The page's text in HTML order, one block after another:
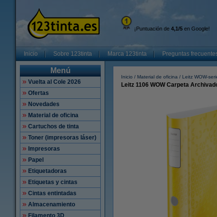
¡Puntuación de 4,1/5 en Google!
Inicio Sobre 123tinta Marca 123tinta Preguntas
Menú
Vuelta al Cole 2026
Ofertas
Novedades
Material de oficina
Cartuchos de tinta
Toner (impresoras láser)
Impresoras
Papel
Etiquetadoras
Etiquetas y cintas
Cintas entintadas
Almacenamiento
Filamento 3D
Inicio Material de oficina Leitz WOW-
Leitz 1106 WOW Carpeta